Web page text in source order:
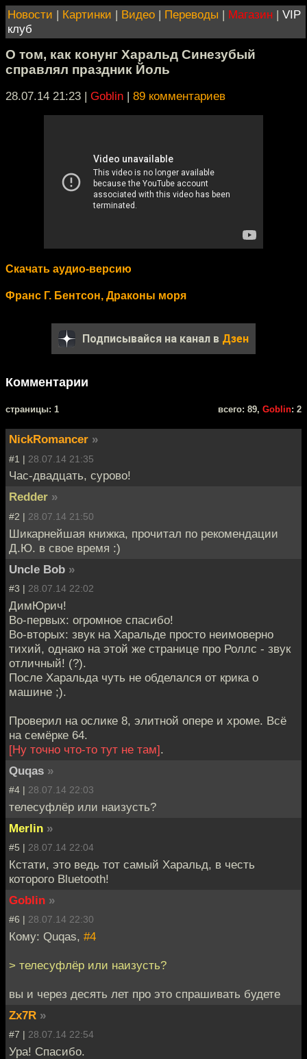
Новости | Картинки | Видео | Переводы | Магазин | VIP
клуб
О том, как конунг Харальд Синезубый
справлял праздник Йоль
28.07.14 21:23 | Goblin | 89 комментариев
Скачать аудио-версию
Франс Г. Бентсон, Драконы моря
Подписывайся на канал в Дзен
Комментарии
cтраницы: 1 всего: 89, Goblin: 2
NickRomancer »
#1 | 28.07.14 21:35
Час-двадцать, сурово!
Redder »
#2 | 28.07.14 21:50
Шикарнейшая книжка, прочитал по рекомендации
Д.Ю. в свое время :)
Uncle Bob »
#3 | 28.07.14 22:02
ДимЮрич!
Во-первых: огромное спасибо!
Во-вторых: звук на Харальде просто неимоверно
тихий, однако на этой же странице про Роллс - звук
отличный! (?).
После Харальда чуть не обделался от крика о
машине ;).
Проверил на ослике 8, элитной опере и хроме. Всё
на семёрке 64.
[Ну точно что-то тут не там].
Quqas »
#4 | 28.07.14 22:03
телесуфлёр или наизусть?
Merlin »
#5 | 28.07.14 22:04
Кстати, это ведь тот самый Харальд, в честь
которого Bluetooth!
Goblin »
#6 | 28.07.14 22:30
Кому: Quqas, #4
> телесуфлёр или наизусть?
вы и через десять лет про это спрашивать будете
Zx7R »
#7 | 28.07.14 22:54
Ура! Спасибо.